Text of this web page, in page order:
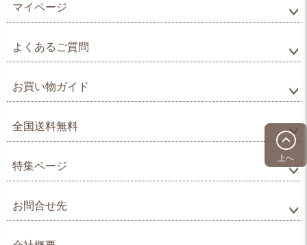
上へ
マイページ
よくあるご質問
お買い物ガイド
全国送料無料
特集ページ
お問合せ先